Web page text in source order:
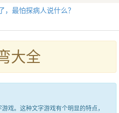
，最怕探病人说什么？
大全
。这种文字游戏有个明显的特点，